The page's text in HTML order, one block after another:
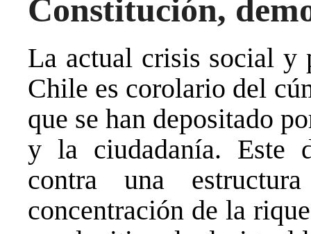
Constitución,
La actual crisis social y
Chile es corolario del
que se han depositado
y la ciudadanía. Este
contra una
concentración de la